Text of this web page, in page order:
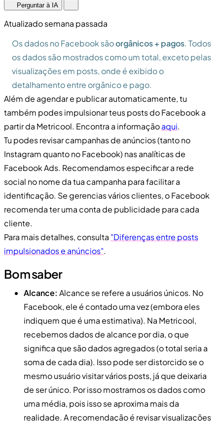
Perguntar à IA
Atualizado semana passada
Os dados no Facebook sãoorgânicos + pagos. Todos
os dados são mostrados como um total, exceto pelas
visualizações em posts, onde é exibido o
detalhamento entre orgânico e pago.
Além de agendar e publicar automaticamente, tu
também podes impulsionar teus posts do Facebook a
partir da Metricool. Encontra a informaçãoaqui.
Tu podes revisar campanhas de anúncios (tanto no
Instagram quanto no Facebook) nas analíticas de
Facebook Ads. Recomendamos especificar a rede
social no nome da tua campanha para facilitar a
identificação. Se gerencias vários clientes, o Facebook
recomenda ter uma conta de publicidade para cada
cliente.
Para mais detalhes, consulta "Diferenças entre posts
impulsionados e anúncios".
Bom saber
Alcance: Alcance se refere a usuários únicos. No
Facebook, ele é contado uma vez (embora eles
indiquem que é uma estimativa). Na Metricool,
recebemos dados de alcance por dia, o que
significa que são dados agregados (o total seria a
soma de cada dia). Isso pode ser distorcido se o
mesmo usuário visitar vários posts, já que deixaria
de ser único. Por isso mostramos os dados como
uma média, pois isso se aproxima mais da
realidade. A recomendação é revisar visualizações